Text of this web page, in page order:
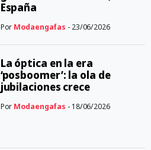
España
Por Modaengafas - 23/06/2026
La óptica en la era
‘posboomer’: la ola de
jubilaciones crece
Por Modaengafas - 18/06/2026